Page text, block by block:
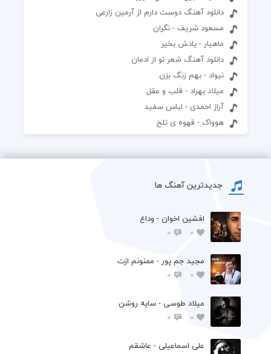
دانلود آهنگ دوست دارم از آرمین زارعی
مسعود شریف - نگران
ماهیار - یادش بخیر
دانلود آهنگ شعر نو از ادمان
نیواد - بهم زنگ بزن
میلاد بهراد - قلب و عقل
آراز احمدی - لباس سفید
هوواک - قهوه ی تلخ
جدیدترین آهنگ ها
افشين اخوان - وداع
0
0
مجید جم پور - ممنونم ازت
0
0
میلاد طوسی - سایه روشن
0
0
علی اسماعیلی - عاشقم